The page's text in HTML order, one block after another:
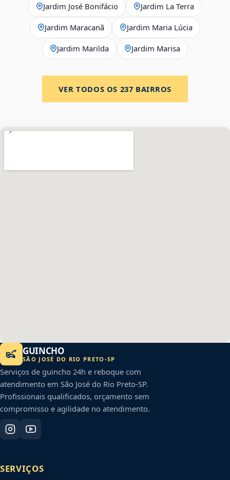
Jardim José Bonifácio Jardim La Terra
Jardim Maracanã Jardim Maria Lúcia
Jardim Marilda Jardim Marisa
VER TODOS OS 237 BAIRROS
GUINCHO
SÃO JOSÉ DO RIO PRETO -SP
Serviços de guincho 24h e reboque com
atendimento em São José do Rio Preto-SP.
Profissionais qualificados, orçamento sem
compromisso e agilidade no atendimento.
SERVIÇOS